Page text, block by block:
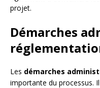
projet.
Démarches
Les démarches
importante du processus.